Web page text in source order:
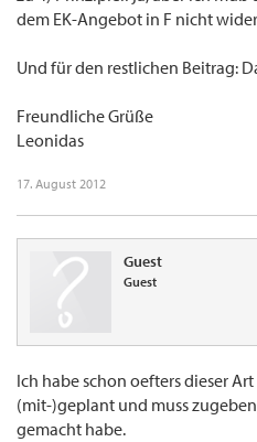
dem EK-Angebot in F nicht
Und für den restlichen Beitrag:
Freundliche Grüße
Leonidas
17. August 2012
Guest
Guest
Ich habe schon oefters dieser
(mit-)geplant und muss
gemacht habe.